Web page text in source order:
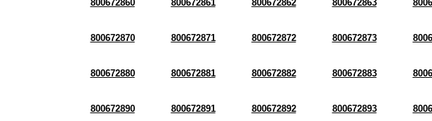
800672860 800672861 800672862 800672863
800672870 800672871 800672872 800672873
800672880 800672881 800672882 800672883
800672890 800672891 800672892 800672893